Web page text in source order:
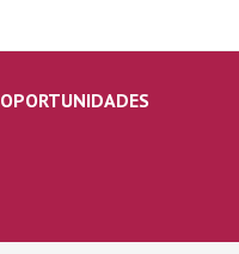
OPORTUNIDADES